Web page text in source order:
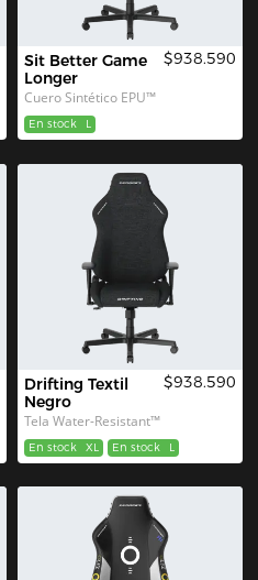
Sit Better Game
Longer
Cuero Sintético EPU™
$938.590
En stock L
Drifting Textil
Negro
Tela Water-Resistant™
$938.590
En stock XL En stock L